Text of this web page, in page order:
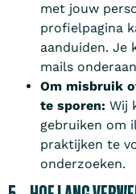
met jouw
profielpagina
aanduiden. Je
mails
Om misbruik
te sporen: Wij
gebruiken om
praktijken te
onderzoeken.